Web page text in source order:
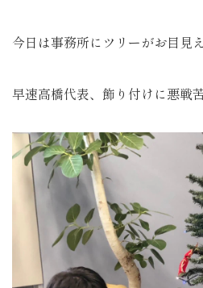
今日は事務所にツリーがお目見
早速高橋代表、飾り付けに悪戦